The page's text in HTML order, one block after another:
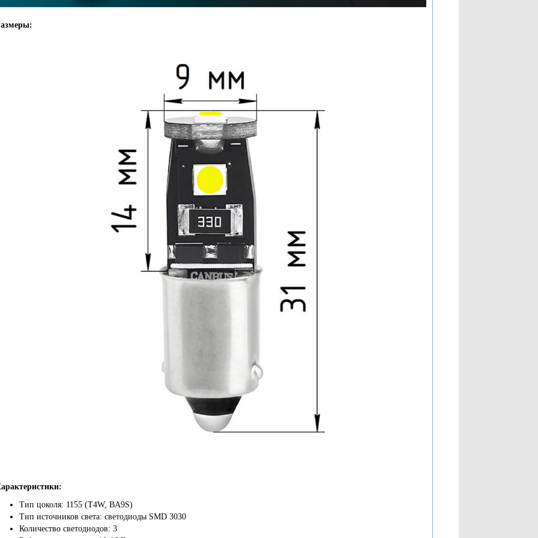
Тип цоколя: 1155 (T4W, BA9S)
Тип источников света: светодиоды SMD 3030
Количество светодиодов: 3